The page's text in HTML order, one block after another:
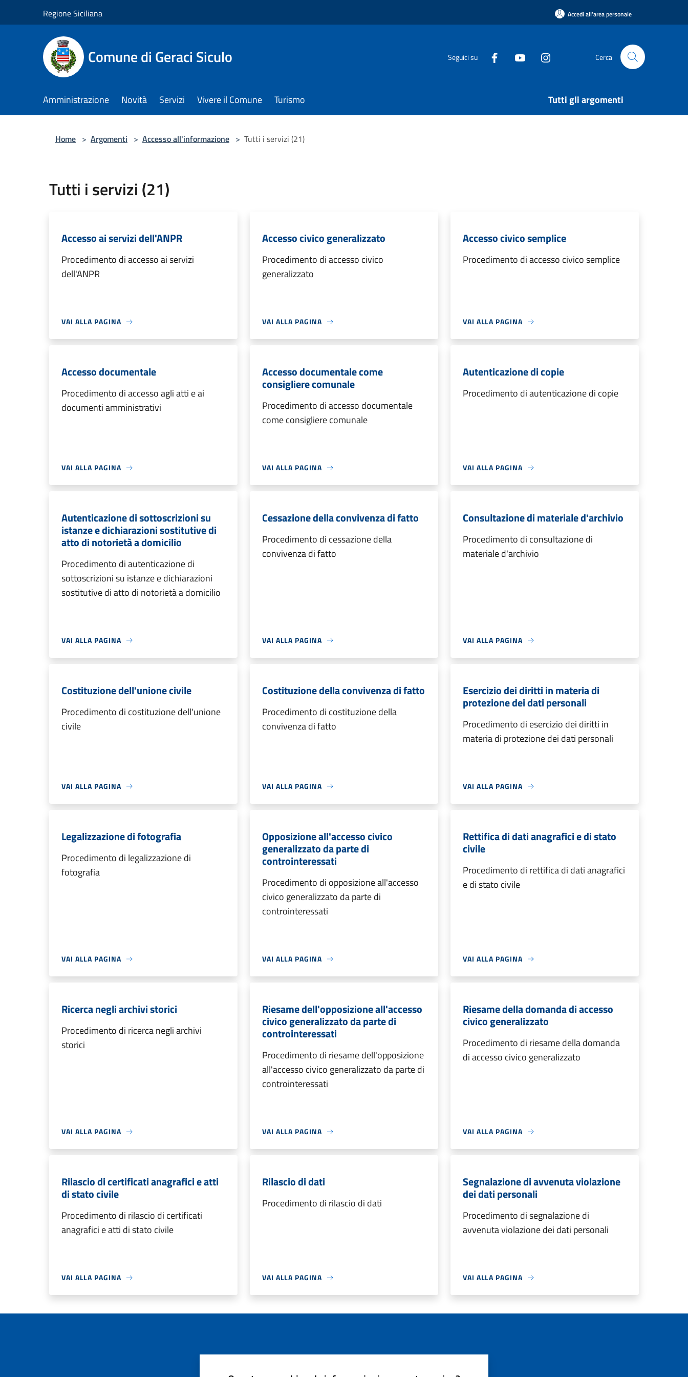
Regione Siciliana Accedi all'area personale
Comune di Geraci Siculo Seguici su Cerca
Amministrazione Novità Servizi Vivere il Comune Turismo Tutti gli argomenti
Home > Argomenti > Accesso all'informazione > Tutti i servizi (21)
Tutti i servizi (21)
Accesso ai servizi dell'ANPR
Procedimento di accesso ai servizi
dell'ANPR
VAI ALLA PAGINA
Accesso civico generalizzato
Procedimento di accesso civico
generalizzato
VAI ALLA PAGINA
Accesso civico semplice
Procedimento di accesso civico semplice
VAI ALLA PAGINA
Accesso documentale
Procedimento di accesso agli atti e ai
documenti amministrativi
VAI ALLA PAGINA
Accesso documentale come
consigliere comunale
Procedimento di accesso documentale
come consigliere comunale
VAI ALLA PAGINA
Autenticazione di copie
Procedimento di autenticazione di copie
VAI ALLA PAGINA
Autenticazione di sottoscrizioni su
istanze e dichiarazioni sostitutive di
atto di notorietà a domicilio
Procedimento di autenticazione di
sottoscrizioni su istanze e dichiarazioni
sostitutive di atto di notorietà a domicilio
VAI ALLA PAGINA
Cessazione della convivenza di fatto
Procedimento di cessazione della
convivenza di fatto
VAI ALLA PAGINA
Consultazione di materiale d'archivio
Procedimento di consultazione di
materiale d'archivio
VAI ALLA PAGINA
Costituzione dell'unione civile
Procedimento di costituzione dell'unione
civile
VAI ALLA PAGINA
Costituzione della convivenza di fatto
Procedimento di costituzione della
convivenza di fatto
VAI ALLA PAGINA
Esercizio dei diritti in materia di
protezione dei dati personali
Procedimento di esercizio dei diritti in
materia di protezione dei dati personali
VAI ALLA PAGINA
Legalizzazione di fotografia
Procedimento di legalizzazione di
fotografia
VAI ALLA PAGINA
Opposizione all'accesso civico
generalizzato da parte di
controinteressati
Procedimento di opposizione all'accesso
civico generalizzato da parte di
controinteressati
VAI ALLA PAGINA
Rettifica di dati anagrafici e di stato
civile
Procedimento di rettifica di dati anagrafici
e di stato civile
VAI ALLA PAGINA
Ricerca negli archivi storici
Procedimento di ricerca negli archivi
storici
VAI ALLA PAGINA
Riesame dell'opposizione all'accesso
civico generalizzato da parte di
controinteressati
Procedimento di riesame dell'opposizione
all'accesso civico generalizzato da parte di
controinteressati
VAI ALLA PAGINA
Riesame della domanda di accesso
civico generalizzato
Procedimento di riesame della domanda
di accesso civico generalizzato
VAI ALLA PAGINA
Rilascio di certificati anagrafici e atti
di stato civile
Procedimento di rilascio di certificati
anagrafici e atti di stato civile
VAI ALLA PAGINA
Rilascio di dati
Procedimento di rilascio di dati
VAI ALLA PAGINA
Segnalazione di avvenuta violazione
dei dati personali
Procedimento di segnalazione di
avvenuta violazione dei dati personali
VAI ALLA PAGINA